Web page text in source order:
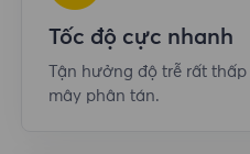
Tốc độ cực nhanh
Tận hưởng độ trễ rất
mây phân tán.